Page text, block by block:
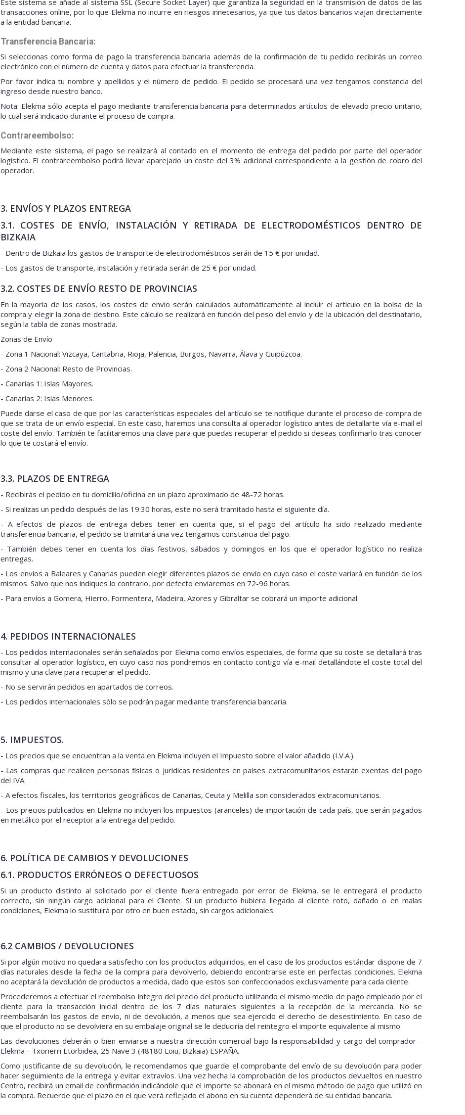
Este sistema se añade al sistema SSL (Secure Socket Layer) que garantiza la seguridad en la transmisión de datos de las
transacciones online, por lo que Elekma no incurre en riesgos innecesarios, ya que tus datos bancarios viajan directamente
a la entidad bancaria.
Transferencia Bancaria:
Si seleccionas como forma de pago la transferencia bancaria además de la confirmación de tu pedido recibirás un correo
electrónico con el número de cuenta y datos para efectuar la transferencia.
Por favor indica tu nombre y apellidos y el número de pedido. El pedido se procesará una vez tengamos constancia del
ingreso desde nuestro banco.
Nota: Elekma sólo acepta el pago mediante transferencia bancaria para determinados artículos de elevado precio unitario,
lo cual será indicado durante el proceso de compra.
Contrareembolso:
Mediante este sistema, el pago se realizará al contado en el momento de entrega del pedido por parte del operador
logístico. El contrareembolso podrá llevar aparejado un coste del 3% adicional correspondiente a la gestión de cobro del
operador.
3. ENVÍOS Y PLAZOS ENTREGA
3.1. COSTES DE ENVÍO, INSTALACIÓN Y RETIRADA DE ELECTRODOMÉSTICOS DENTRO DE
BIZKAIA
- Dentro de Bizkaia los gastos de transporte de electrodomésticos serán de 15 € por unidad.
- Los gastos de transporte, instalación y retirada serán de 25 € por unidad.
3.2. COSTES DE ENVÍO RESTO DE PROVINCIAS
En la mayoría de los casos, los costes de envío serán calculados automáticamente al incluir el artículo en la bolsa de la
compra y elegir la zona de destino. Este cálculo se realizará en función del peso del envío y de la ubicación del destinatario,
según la tabla de zonas mostrada.
Zonas de Envío
- Zona 1 Nacional: Vizcaya, Cantabria, Rioja, Palencia, Burgos, Navarra, Álava y Guipúzcoa.
- Zona 2 Nacional: Resto de Provincias.
- Canarias 1: Islas Mayores.
- Canarias 2: Islas Menores.
Puede darse el caso de que por las características especiales del artículo se te notifique durante el proceso de compra de
que se trata de un envío especial. En este caso, haremos una consulta al operador logístico antes de detallarte vía e-mail el
coste del envío. También te facilitaremos una clave para que puedas recuperar el pedido si deseas confirmarlo tras conocer
lo que te costará el envío.
3.3. PLAZOS DE ENTREGA
- Recibirás el pedido en tu domicilio/oficina en un plazo aproximado de 48-72 horas.
- Si realizas un pedido después de las 19:30 horas, este no será tramitado hasta el siguiente día.
- A efectos de plazos de entrega debes tener en cuenta que, si el pago del artículo ha sido realizado mediante
transferencia bancaria, el pedido se tramitará una vez tengamos constancia del pago.
- También debes tener en cuenta los días festivos, sábados y domingos en los que el operador logístico no realiza
entregas.
- Los envíos a Baleares y Canarias pueden elegir diferentes plazos de envío en cuyo caso el coste variará en función de los
mismos. Salvo que nos indiques lo contrario, por defecto enviaremos en 72-96 horas.
- Para envíos a Gomera, Hierro, Formentera, Madeira, Azores y Gibraltar se cobrará un importe adicional.
4. PEDIDOS INTERNACIONALES
- Los pedidos internacionales serán señalados por Elekma como envíos especiales, de forma que su coste se detallará tras
consultar al operador logístico, en cuyo caso nos pondremos en contacto contigo vía e-mail detallándote el coste total del
mismo y una clave para recuperar el pedido.
- No se servirán pedidos en apartados de correos.
- Los pedidos internacionales sólo se podrán pagar mediante transferencia bancaria.
5. IMPUESTOS.
- Los precios que se encuentran a la venta en Elekma incluyen el Impuesto sobre el valor añadido (I.V.A.).
- Las compras que realicen personas físicas o jurídicas residentes en países extracomunitarios estarán exentas del pago
del IVA.
- A efectos fiscales, los territorios geográficos de Canarias, Ceuta y Melilla son considerados extracomunitarios.
- Los precios publicados en Elekma no incluyen los impuestos (aranceles) de importación de cada país, que serán pagados
en metálico por el receptor a la entrega del pedido.
6. POLÍTICA DE CAMBIOS Y DEVOLUCIONES
6.1. PRODUCTOS ERRÓNEOS O DEFECTUOSOS
Si un producto distinto al solicitado por el cliente fuera entregado por error de Elekma, se le entregará el producto
correcto, sin ningún cargo adicional para el Cliente. Si un producto hubiera llegado al cliente roto, dañado o en malas
condiciones, Elekma lo sustituirá por otro en buen estado, sin cargos adicionales.
6.2 CAMBIOS / DEVOLUCIONES
Si por algún motivo no quedara satisfecho con los productos adquiridos, en el caso de los productos estándar dispone de 7
días naturales desde la fecha de la compra para devolverlo, debiendo encontrarse este en perfectas condiciones. Elekma
no aceptará la devolución de productos a medida, dado que estos son confeccionados exclusivamente para cada cliente.
Procederemos a efectuar el reembolso íntegro del precio del producto utilizando el mismo medio de pago empleado por el
cliente para la transacción inicial dentro de los 7 días naturales siguientes a la recepción de la mercancía. No se
reembolsarán los gastos de envío, ni de devolución, a menos que sea ejercido el derecho de desestimiento. En caso de
que el producto no se devolviera en su embalaje original se le deduciría del reintegro el importe equivalente al mismo.
Las devoluciones deberán o bien enviarse a nuestra dirección comercial bajo la responsabilidad y cargo del comprador -
Elekma - Txorierri Etorbidea, 25 Nave 3 (48180 Loiu, Bizkaia) ESPAÑA.
Como justificante de su devolución, le recomendamos que guarde el comprobante del envío de su devolución para poder
hacer seguimiento de la entrega y evitar extravíos. Una vez hecha la comprobación de los productos devueltos en nuestro
Centro, recibirá un email de confirmación indicándole que el importe se abonará en el mismo método de pago que utilizó en
la compra. Recuerde que el plazo en el que verá reflejado el abono en su cuenta dependerá de su entidad bancaria.